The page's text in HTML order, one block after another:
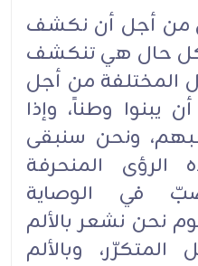
من أجل أن نكشف
كل حال هي تنكشف
المختلفة من أجل
يبنوا وطناً، وإذا
ونحن سنبقى
الرؤى المنحرفة
في الوصاية
نحن نشعر بالألم
وبالألم